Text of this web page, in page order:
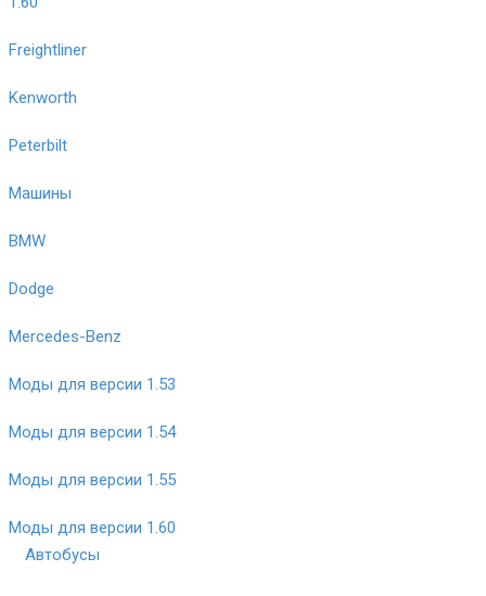
Freightliner
Kenworth
Peterbilt
Машины
BMW
Dodge
Mercedes-Benz
Моды для версии 1.53
Моды для версии 1.54
Моды для версии 1.55
Моды для версии 1.60
Автобусы